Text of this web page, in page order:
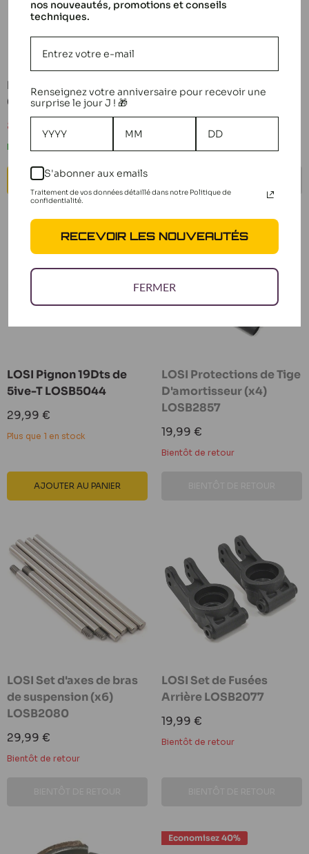
Losi Servo S901T 30Kg
0.16 Métal LOSB0886
Prix
83,99 €
normal
En stock
AJOUTER AU PANIER
LOSI Cloche
LOSB5038
LOSI Pignon 19Dts de
5ive-T LOSB5044
Prix
réduit
29,99 €
Plus que 1 en stock
AJOUTER AU PANIER
LOSI Protections de Tige
D'amortisseur (x4)
LOSB2857
Prix
réduit
19,99 €
Bientôt de retour
LOSI Set d'axes de bras
de suspension (x6)
LOSB2080
Prix
réduit
29,99 €
Bientôt de retour
LOSI Set de Fusées
Arrière LOSB2077
Prix
réduit
19,99 €
Bientôt de retour
Economisez 40%
nos nouveautés, promotions et conseils
techniques.
Renseignez votre anniversaire pour recevoir une
surprise le jour J ! 🎁
S'abonner aux emails
Traitement de vos données détaillé dans notre Politique de
confidentialité.
RECEVOIR LES NOUVEAUTÉS
FERMER